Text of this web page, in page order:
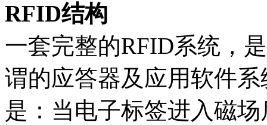
RFID结构
一套完整的RFID系统，
谓的应答器及应用软件
是：当电子标签进入磁